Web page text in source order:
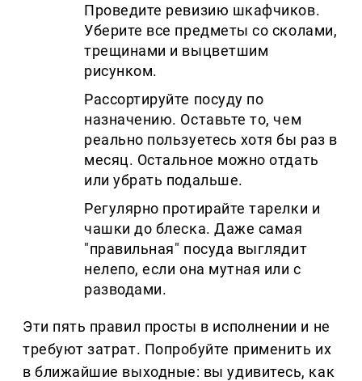
Проведите ревизию шкафчиков.
Уберите все предметы со сколами,
трещинами и выцветшим
рисунком.
Рассортируйте посуду по
назначению. Оставьте то, чем
реально пользуетесь хотя бы раз в
месяц. Остальное можно отдать
или убрать подальше.
Регулярно протирайте тарелки и
чашки до блеска. Даже самая
"правильная" посуда выглядит
нелепо, если она мутная или с
разводами.
Эти пять правил просты в исполнении и не
требуют затрат. Попробуйте применить их
в ближайшие выходные: вы удивитесь, как